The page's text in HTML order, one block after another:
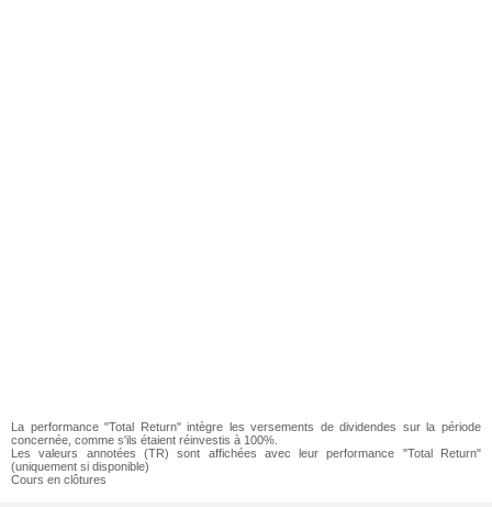
La performance "Total Return" intègre les versements de dividendes sur la période
concernée, comme s'ils étaient réinvestis à 100%.
Les valeurs annotées (TR) sont affichées avec leur performance "Total Return"
(uniquement si disponible)
Cours en clôtures